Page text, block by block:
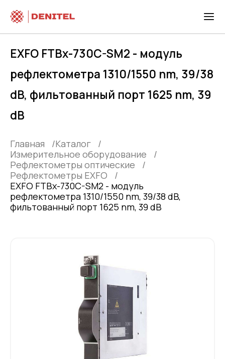
EXFO FTBx-730C-SM2 - модуль
рефлектометра 1310/1550 nm, 39/38
dB, фильтованный порт 1625 nm, 39
dB
Главная
Каталог
Измерительное оборудование
Рефлектометры оптические
Рефлектометры EXFO
EXFO FTBx-730C-SM2 - модуль
рефлектометра 1310/1550 nm, 39/38 dB,
фильтованный порт 1625 nm, 39 dB